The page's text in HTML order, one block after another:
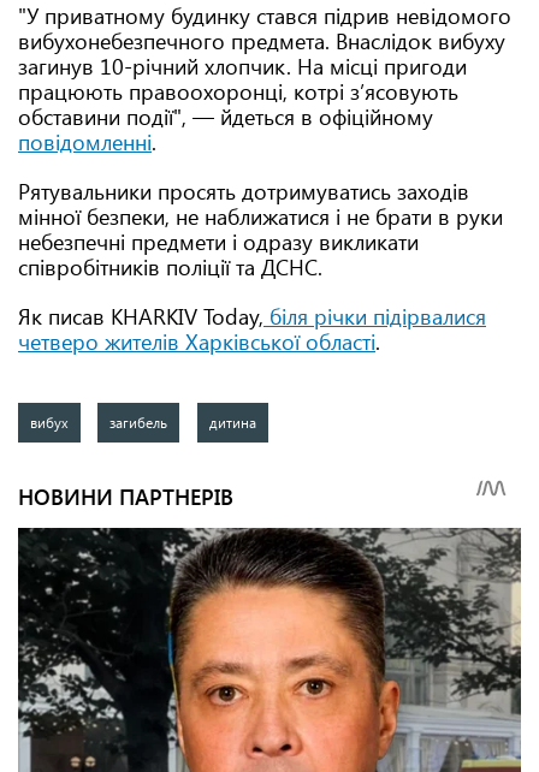
"У приватному будинку стався підрив невідомого
вибухонебезпечного предмета. Внаслідок вибуху
загинув 10-річний хлопчик. На місці пригоди
працюють правоохоронці, котрі з’ясовують
обставини події", — йдеться в офіційному
повідомленні.
Рятувальники просять дотримуватись заходів
мінної безпеки, не наближатися і не брати в руки
небезпечні предмети і одразу викликати
співробітників поліції та ДСНС.
Як писав KHARKIV Today, біля річки підірвалися
четверо жителів Харківської області.
вибух загибель дитина